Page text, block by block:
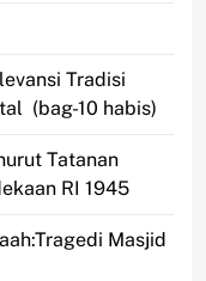
Tradisi
(bag-10 habis)
Tatanan
RI 1945
Masjid